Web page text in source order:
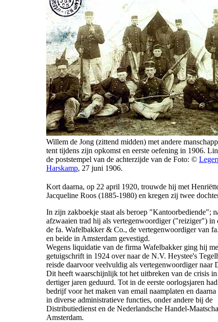
Willem de Jong (zittend midden) met andere
tent tijdens zijn opkomst en eerste oefening in 1906.
de poststempel van de achterzijde van de Foto: ©
Harskamp, 27 juni 1906.
Kort daarna, op 22 april 1920, trouwde hij met
Jacqueline Roos (1885-1980) en kregen zij twee
In zijn zakboekje staat als beroep "Kantoorbediende";
afzwaaien trad hij als vertegenwoordiger ("reiziger") in
de fa. Wafelbakker & Co., de vertegenwoordiger van
en beide in Amsterdam gevestigd.
Wegens liquidatie van de firma Wafelbakker ging hij
getuigschrift in 1924 over naar de N.V. Heystee's
reisde daarvoor veelvuldig als vertegenwoordiger naar
Dit heeft waarschijnlijk tot het uitbreken van de crisis in
dertiger jaren geduurd. Tot in de eerste oorlogsjaren
bedrijf voor het maken van email naamplaten en
in diverse administratieve functies, onder andere bij de
Distributiedienst en de Nederlandsche Handel-
Amsterdam.